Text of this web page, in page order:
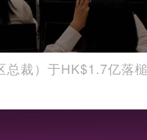
裁）于HK$1.7亿落槌